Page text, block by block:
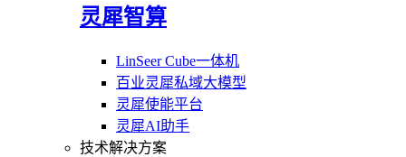
灵犀智算
LinSeer Cube一体机
百业灵犀私域大模型
灵犀使能平台
灵犀AI助手
技术解决方案